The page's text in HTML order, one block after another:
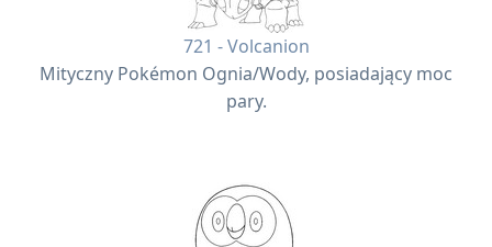
721 - Volcanion
Mityczny Pokémon Ognia/Wody, posiadający moc
pary.